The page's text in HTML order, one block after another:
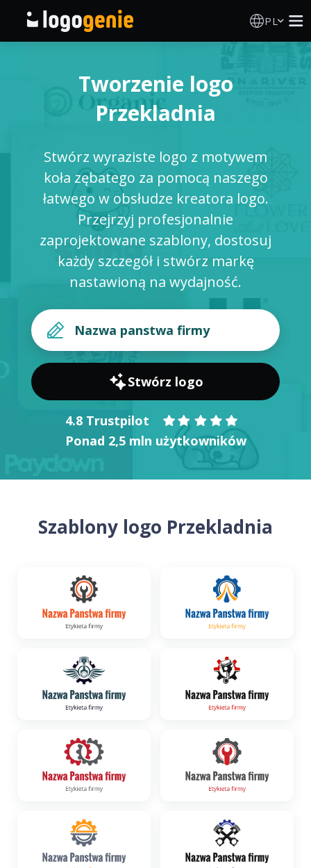
PL
Generator logo AI
Produkty drukowane
Tworzenie logo
Przekladnia
Stwórz wyraziste logo z motywem
koła zębatego za pomocą naszego
łatwego w obsłudze kreatora logo.
Przejrzyj profesjonalnie
zaprojektowane szablony, dostosuj
każdy szczegół i stwórz markę
nastawioną na wydajność.
Stwórz logo
4.8 Trustpilot
Ponad 2,5 mln użytkowników
Szablony logo Przekladnia